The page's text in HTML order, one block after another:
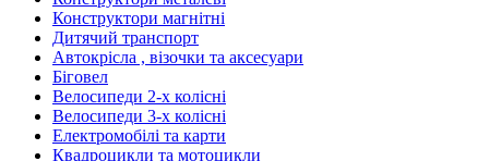
Конструктори магнітні
Дитячий транспорт
Автокрісла , візочки та аксесуари
Біговел
Велосипеди 2-х колісні
Велосипеди 3-х колісні
Електромобілі та карти
Квадроцикли та мотоцикли